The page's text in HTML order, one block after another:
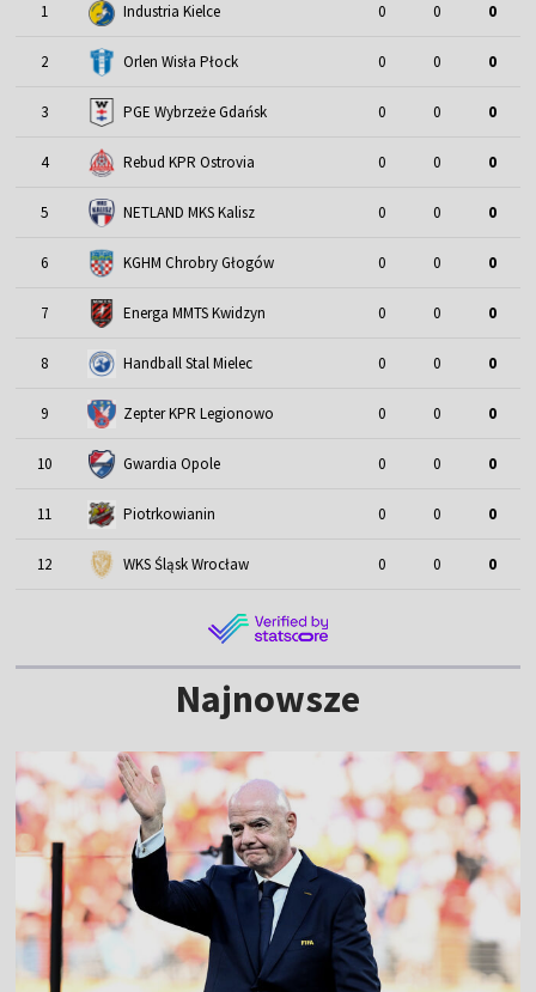
1 Industria Kielce 0 0 0
2 Orlen Wisła Płock 0 0 0
3 PGE Wybrzeże Gdańsk 0 0 0
4 Rebud KPR Ostrovia 0 0 0
5 NETLAND MKS Kalisz 0 0 0
6 KGHM Chrobry Głogów 0 0 0
7 Energa MMTS Kwidzyn 0 0 0
8 Handball Stal Mielec 0 0 0
9 Zepter KPR Legionowo 0 0 0
10 Gwardia Opole 0 0 0
11 Piotrkowianin 0 0 0
12 WKS Śląsk Wrocław 0 0 0
Najnowsze